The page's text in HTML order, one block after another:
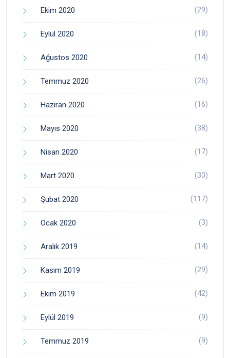
Ekim 2020 (29)
Eylül 2020 (18)
Ağustos 2020 (14)
Temmuz 2020 (26)
Haziran 2020 (16)
Mayıs 2020 (38)
Nisan 2020 (17)
Mart 2020 (30)
Şubat 2020 (117)
Ocak 2020 (3)
Aralık 2019 (14)
Kasım 2019 (29)
Ekim 2019 (42)
Eylül 2019 (9)
Temmuz 2019 (9)